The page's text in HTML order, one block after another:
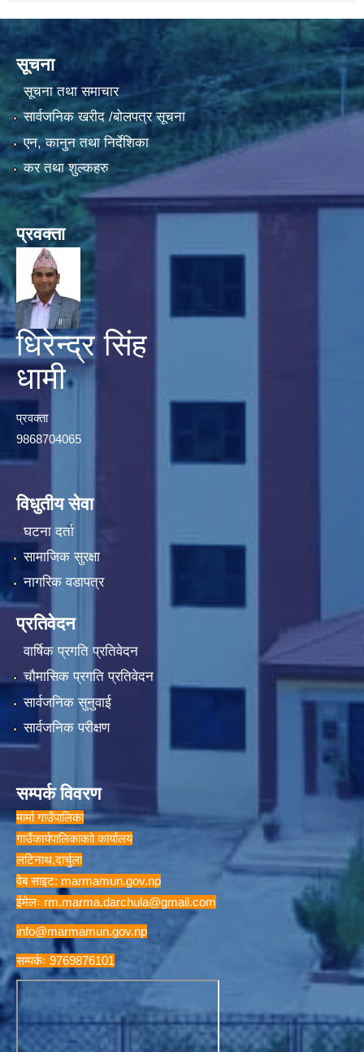
सूचना
सूचना तथा समाचार
सार्वजनिक खरीद /बोलपत्र सूचना
एन, कानुन तथा निर्देशिका
कर तथा शुल्कहरु
प्रवक्ता
धिरेन्द्र सिंह
धामी
प्रवक्ता
9868704065
विधुतीय सेवा
घटना दर्ता
सामाजिक सुरक्षा
नागरिक वडापत्र
प्रतिवेदन
वार्षिक प्रगति प्रतिवेदन
चौमासिक प्रगति प्रतिवेदन
सार्वजनिक सुनुवाई
सार्वजनिक परीक्षण
सम्पर्क विवरण
मार्मा गाउँपालिका
गाउँकार्यपालिकाकाो कार्यालय
लटिनाथ,दार्चुला
वेब साइट: marmamun.gov.np
ईमेलः rm.marma.darchula@gmail.com
info@marmamun.gov.np
सम्पर्कः 9769876101